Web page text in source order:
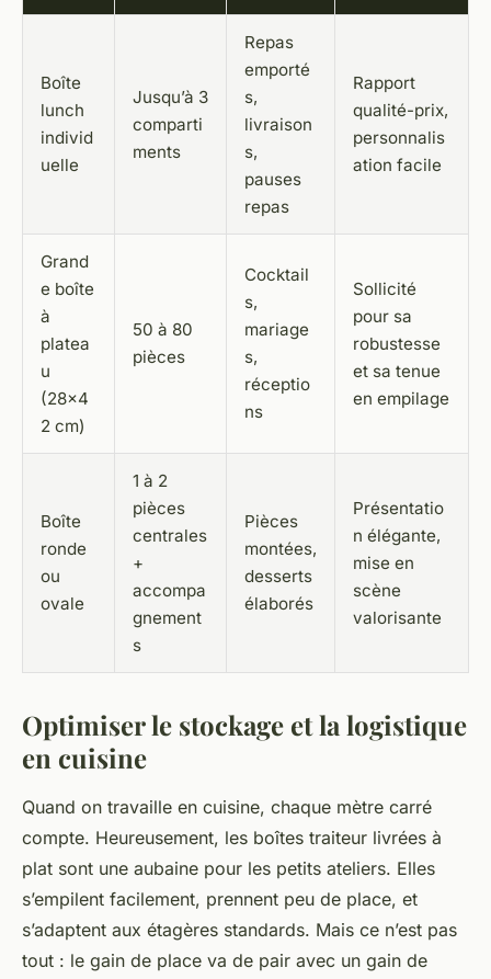
Boîte
lunch
individ
uelle
Jusqu’à 3
comparti
ments
Repas
emporté
s,
livraison
s,
pauses
repas
Rapport
qualité-prix,
personnalis
ation facile
Grand
e boîte
à
platea
u
(28x4
2 cm)
50 à 80
pièces
Cocktail
s,
mariage
s,
réceptio
ns
Sollicité
pour sa
robustesse
et sa tenue
en empilage
Boîte
ronde
ou
ovale
1 à 2
pièces
centrales
+
accompa
gnement
s
Pièces
montées,
desserts
élaborés
Présentatio
n élégante,
mise en
scène
valorisante
Optimiser le stockage et la logistique
en cuisine
Quand on travaille en cuisine, chaque mètre carré
compte. Heureusement, les boîtes traiteur livrées à
plat sont une aubaine pour les petits ateliers. Elles
s’empilent facilement, prennent peu de place, et
s’adaptent aux étagères standards. Mais ce n’est pas
tout : le gain de place va de pair avec un gain de